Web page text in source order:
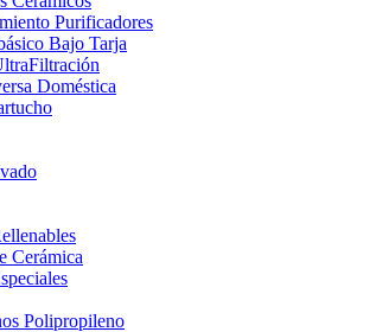
Purificadores
Bajo Tarja
Doméstica
Cerámica
Polipropileno